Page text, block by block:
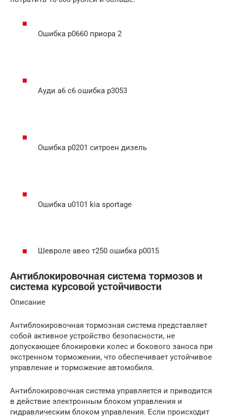
Ошибка р0660 приора 2
Ауди а6 с6 ошибка р3053
Ошибка p0201 ситроен дизель
Ошибка u0101 kia sportage
Шевроле авео т250 ошибка p0015
Антиблокировочная система тормозов и
система курсовой устойчивости
Описание
Антиблокировочная тормозная система представляет
собой активное устройство безопасности, не
допускающее блокировки колес и бокового заноса при
экстренном торможении, что обеспечивает устойчивое
управление и торможение автомобиля.
Антиблокировочная система управляется и приводится
в действие электронным блоком управления и
гидравлическим блоком управления. Если происходит